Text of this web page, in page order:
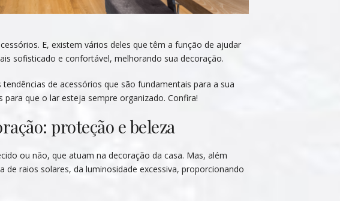
E, existem vários deles que têm a função de ajudar
sofisticado e confortável, melhorando sua decoração.
de acessórios que são fundamentais para a sua
que o lar esteja sempre organizado. Confira!
proteção e beleza
ou não, que atuam na decoração da casa. Mas, além
de raios solares, da luminosidade excessiva, proporcionando